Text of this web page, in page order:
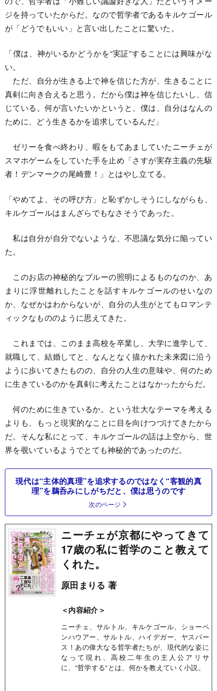
ジを持っていたからだ。なので哲学者であるキルケゴール
が「どうでもいい」と言い出したことに驚いた。
「僕は、神がいるかどうかを“実証”することには興味がな
い。
ただ、自分が生きる上で神を信じた方が、生きることに
真剣に向き合えると思う。だから僕は神を信じたいし、信
じている。何が言いたいかというと、僕は、自分はなんの
ために、どう生きるかを追求しているんだ」
ゼリーを食べ終わり、暇をもてあましていたニーチェが
スマホゲームをしていた手を止め「さすが実存主義の先駆
者！デンマークの尾崎豊！」とはやし立てる。
「やめてよ、その呼び方」と恥ずかしそうにしながらも、
キルケゴールはまんざらでもなさそうであった。
私は自分が自分でないような、不思議な気分に陥ってい
た。
このお店の神秘的なブルーの照明によるものなのか、あ
まりに浮世離れしたことを話すキルケゴールのせいなの
か、なぜかはわからないが、自分の人生がとてもロマンテ
ィックなもののように思えてきた。
これまでは、このまま高校を卒業し、大学に進学して、
就職して、結婚してと、なんとなく描かれた未来図に沿う
ように歩いてきたものの、自分の人生の意味や、何のため
に生きているのかを真剣に考えたことはなかったからだ。
何のために生きているか。という壮大なテーマを考える
よりも、もっと現実的なことに目を向けつづけてきたから
だ。そんな私にとって、キルケゴールの話は上空から、世
界を覗いているようでとても神秘的であったのだ。
現代は“主体的真理”を追求するのではなく“客観的真
理”を鵜呑みにしがちだと、僕は思うのです
次のページ
ニーチェが京都にやってきて
17歳の私に哲学のこと教えて
くれた。
原田まりる 著
＜内容紹介＞
ニーチェ、サルトル、キルケゴール、ショーペ
ンハウアー、サルトル、ハイデガー、ヤスパー
ス！あの偉大なる哲学者たちが、現代的な姿に
なって現れ、高校二年生の主人公アリサ
に、“哲学する“とは、何かを教えていく小説。